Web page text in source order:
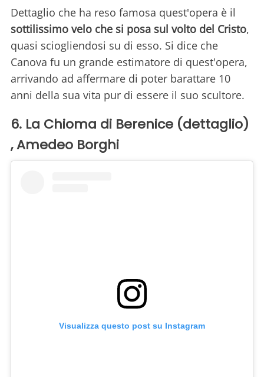
Dettaglio che ha reso famosa quest'opera è il
sottilissimo velo che si posa sul volto del Cristo,
quasi sciogliendosi su di esso. Si dice che
Canova fu un grande estimatore di quest'opera,
arrivando ad affermare di poter barattare 10
anni della sua vita pur di essere il suo scultore.
6. La Chioma di Berenice (dettaglio)
, Amedeo Borghi
Visualizza questo post su Instagram